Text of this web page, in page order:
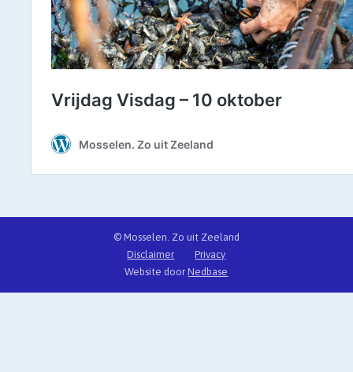
© Mosselen. Zo uit Zeeland
Disclaimer
Privacy
Website doorNedbase